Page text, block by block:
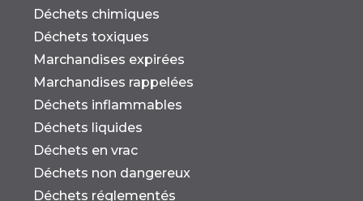
Déchets chimiques
Déchets toxiques
Marchandises expirées
Marchandises rappelées
Déchets inflammables
Déchets liquides
Déchets en vrac
Déchets non dangereux
Déchets réglementés